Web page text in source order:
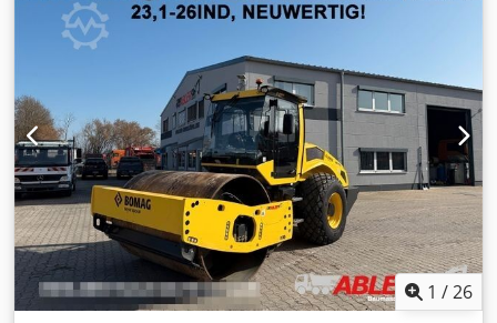
1 /26